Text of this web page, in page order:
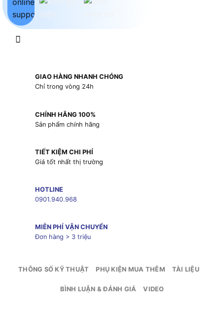
GIAO HÀNG NHANH CHÓNG
Chỉ trong vòng 24h
CHÍNH HÃNG 100%
Sản phẩm chính hãng
TIẾT KIỆM CHI PHÍ
Giá tốt nhất thị trường
HOTLINE
0901.940.968
MIỄN PHÍ VẬN CHUYỂN
Đơn hàng > 3 triệu
THÔNG SỐ KỸ THUẬT PHỤ KIỆN MUA THÊM TÀI LIỆU
BÌNH LUẬN & ĐÁNH GIÁ VIDEO